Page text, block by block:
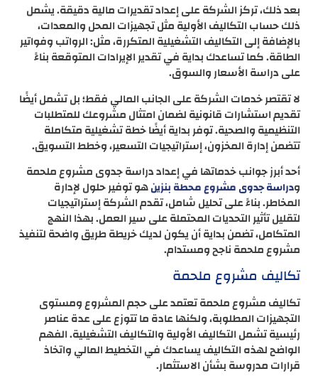
بعد ذلك، تركز الشركة على إعداد تقديرات مالية دقيقة. يشمل
ذلك حساب التكاليف الأولية مثل تجهيزات المحل والمعدات،
بالإضافة إلى التكاليف التشغيلية المتكررة، مثل: الرواتب وفواتير
الطاقة. كما تساعدك بداية في تقدير الإيرادات المتوقعة بناءً
على دراسة الأسعار والسوق.
لا تقتصر خدمات الشركة على الجانب المالي فقط؛ بل تشمل أيضًا
تقديم استشارات قانونية لضمان امتثال مشروعك للمتطلبات
التنظيمية والصحية. توفر بداية أيضًا خطة تشغيلية متكاملة
تتضمن إدارة المخزون، إستراتيجيات التسعير، وخطط التسويق.
أحد أبرز جوانب خدماتها في إعداد دراسة جدوى مشروع ملحمة
ودراسة جدوى مشروع محطة بنزينهو توفير حلول لإدارة
المخاطر. بناءً على تحليل شامل، تقدم الشركة إستراتيجيات
لتقليل تأثير التحديات المحتملة على سير العمل. بهذا النهج
المتكامل، تضمن بداية أن يكون لديك خريطة طريق واضحة لتنفيذ
مشروع ملحمة ناجح ومستدام.
تكاليف مشروع ملحمة
تكاليف مشروع ملحمة تعتمد على حجم المشروع ومستوى
التجهيزات المطلوبة، ولكنها عادة ما تتوزع على عدة عناصر
رئيسية تشمل التكاليف الأولية والتكاليف التشغيلية. الفهم
الواضح لهذه التكاليف يساعدك في التخطيط المالي واتخاذ
قرارات مدروسة بشأن الاستثمار.